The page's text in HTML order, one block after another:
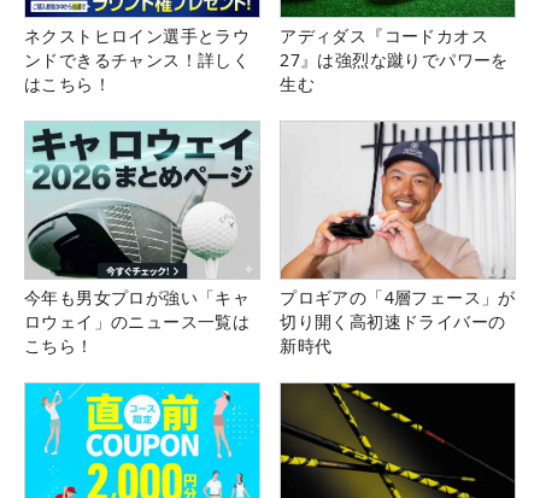
ネクストヒロイン選手とラウ
ンドできるチャンス！詳しく
はこちら！
アディダス『コードカオス
27』は強烈な蹴りでパワーを
生む
今年も男女プロが強い「キャ
ロウェイ」のニュース一覧は
こちら！
プロギアの「4層フェース」が
切り開く高初速ドライバーの
新時代